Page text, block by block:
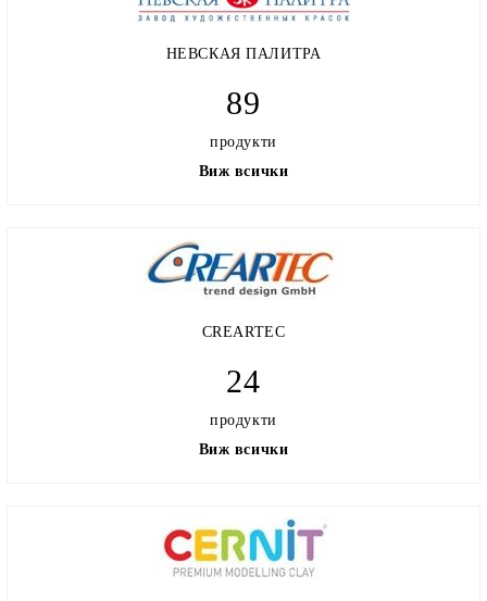
НЕВСКАЯ ПАЛИТРА
89
продукти
Виж всички
CREARTEC
24
продукти
Виж всички